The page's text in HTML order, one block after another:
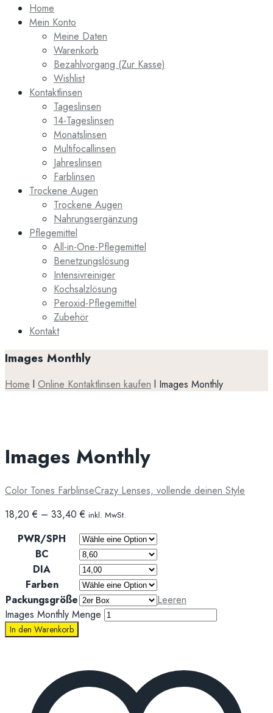
Home
Mein Konto
Meine Daten
Warenkorb
Bezahlvorgang (Zur Kasse)
Wishlist
Kontaktlinsen
Tageslinsen
14-Tageslinsen
Monatslinsen
Multifocallinsen
Jahreslinsen
Farblinsen
Trockene Augen
Trockene Augen
Nahrungsergänzung
Pflegemittel
All-in-One-Pflegemittel
Benetzungslösung
Intensivreiniger
Kochsalzlösung
Peroxid-Pflegemittel
Zubehör
Kontakt
Images Monthly
Home l Online Kontaktlinsen kaufen l Images Monthly
Images Monthly
Color Tones FarblinseCrazy Lenses, vollende deinen Style
18,20€ – 33,40€ inkl. MwSt.
PWR/SPH
BC
DIA
Farben
Packungsgröße
Leeren
Images Monthly Menge
In den Warenkorb